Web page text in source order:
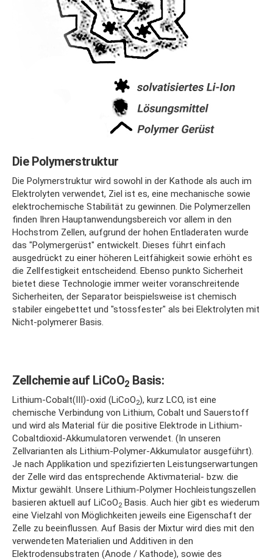
Die Polymerstruktur
Die Polymerstruktur wird sowohl in der Kathode als auch im
Elektrolyten verwendet, Ziel ist es, eine mechanische sowie
elektrochemische Stabilität zu gewinnen. Die Polymerzellen
finden Ihren Hauptanwendungsbereich vor allem in den
Hochstrom Zellen, aufgrund der hohen Entladeraten wurde
das "Polymergerüst" entwickelt. Dieses führt einfach
ausgedrückt zu einer höheren Leitfähigkeit sowie erhöht es
die Zellfestigkeit entscheidend. Ebenso punkto Sicherheit
bietet diese Technologie immer weiter voranschreitende
Sicherheiten, der Separator beispielsweise ist chemisch
stabiler eingebettet und "stossfester" als bei Elektrolyten mit
Nicht-polymerer Basis.
Zellchemie auf LiCoO2 Basis:
Lithium-Cobalt(III)-oxid (LiCoO2), kurz LCO, ist eine
chemische Verbindung von Lithium, Cobalt und Sauerstoff
und wird als Material für die positive Elektrode in Lithium-
Cobaltdioxid-Akkumulatoren verwendet. (In unseren
Zellvarianten als Lithium-Polymer-Akkumulator ausgeführt).
Je nach Applikation und spezifizierten Leistungserwartungen
der Zelle wird das entsprechende Aktivmaterial- bzw. die
Mixtur gewählt. Unsere Lithium-Polymer Hochleistungszellen
basieren aktuell auf LiCoO2 Basis. Auch hier gibt es wiederum
eine Vielzahl von Möglichkeiten jeweils eine Eigenschaft der
Zelle zu beeinflussen. Auf Basis der Mixtur wird dies mit den
verwendeten Materialien und Additiven in den
Elektrodensubstraten (Anode / Kathode), sowie des